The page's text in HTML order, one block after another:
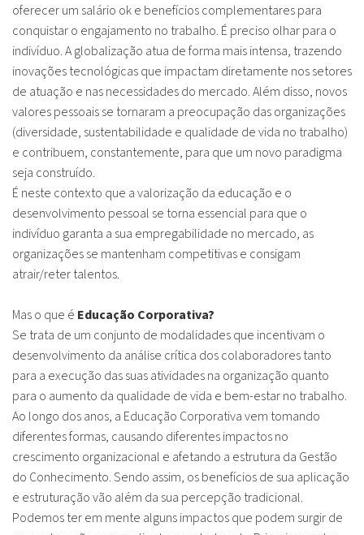
oferecer um salário ok e benefícios complementares para
conquistar o engajamento no trabalho. É preciso olhar para o
indivíduo.A globalização atua de forma mais intensa, trazendo
inovações tecnológicas que impactam diretamente nos setores
de atuação e nas necessidades do mercado. Além disso, novos
valores pessoais se tornaram a preocupação das organizações
(diversidade, sustentabilidade e qualidade de vida no trabalho)
e contribuem, constantemente, para que um novo paradigma
seja construído.
É neste contexto que a valorização da educação e o
desenvolvimento pessoal se torna essencial para que o
indivíduo garanta a sua empregabilidade no mercado, as
organizações se mantenham competitivas e consigam
atrair/reter talentos.
Mas o que é Educação Corporativa?
Se trata de um conjunto de modalidades que incentivam o
desenvolvimento da análise crítica dos colaboradores tanto
para a execução das suas atividades na organização quanto
para o aumento da qualidade de vida e bem-estar no trabalho.
Ao longo dos anos, a Educação Corporativa vem tomando
diferentes formas, causando diferentes impactos no
crescimento organizacional e afetando a estrutura da Gestão
do Conhecimento. Sendo assim, os benefícios de sua aplicação
e estruturação vão além da sua percepção tradicional.
Podemos ter em mente alguns impactos que podem surgir de